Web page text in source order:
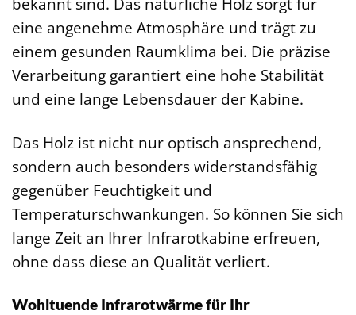
eine angenehme Atmosphäre und trägt zu
einem gesunden Raumklima bei. Die präzise
Verarbeitung garantiert eine hohe Stabilität
und eine lange Lebensdauer der Kabine.
Das Holz ist nicht nur optisch ansprechend,
sondern auch besonders widerstandsfähig
gegenüber Feuchtigkeit und
Temperaturschwankungen. So können Sie sich
lange Zeit an Ihrer Infrarotkabine erfreuen,
ohne dass diese an Qualität verliert.
Wohltuende Infrarotwärme für Ihr